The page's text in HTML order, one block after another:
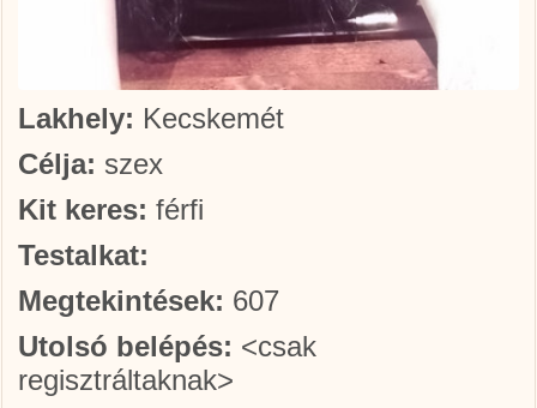
Lakhely: Kecskemét
Célja: szex
Kit keres: férfi
Testalkat:
Megtekintések: 607
Utolsó belépés: <csak
regisztráltaknak>